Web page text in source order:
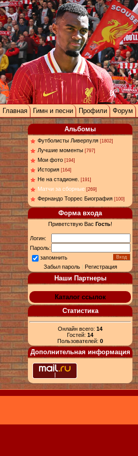
Главная Гимн и песни Профили Форум
Альбомы
Футболисты Ливерпуля [1802]
Лучшие моменты [797]
Мои фото [194]
История [164]
Не на стадионе. [191]
Матчи за сборные [269]
Фернандо Торрес Биография [100]
Форма входа
Приветствую Вас Гость!
Логин:
Пароль:
запомнить
Забыл пароль| Регистрация
Наши Партнеры
Каталог ссылок
Статистика
Онлайн всего: 14
Гостей: 14
Пользователей: 0
Дополнительная информация